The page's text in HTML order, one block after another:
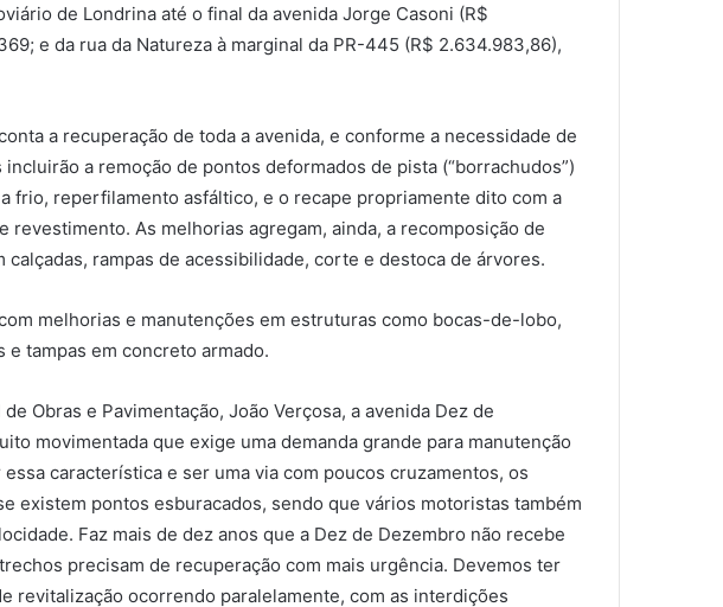
de Londrina até o final da avenida Jorge Casoni (R$
e da rua da Natureza à marginal da PR-445 (R$ 2.634.983,86),
a recuperação de toda a avenida, e conforme a necessidade de
a remoção de pontos deformados de pista (“borrachudos”)
frio, reperfilamento asfáltico, e o recape propriamente dito com a
revestimento. As melhorias agregam, ainda, a recomposição de
rampas de acessibilidade, corte e destoca de árvores.
melhorias e manutenções em estruturas como bocas-de-lobo,
tampas em concreto armado.
Obras e Pavimentação, João Verçosa, a avenida Dez de
movimentada que exige uma demanda grande para manutenção
característica e ser uma via com poucos cruzamentos, os
existem pontos esburacados, sendo que vários motoristas também
Faz mais de dez anos que a Dez de Dezembro não recebe
precisam de recuperação com mais urgência. Devemos ter
revitalização ocorrendo paralelamente, com as interdições